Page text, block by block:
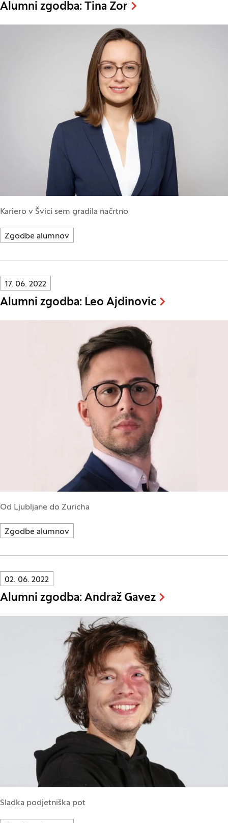
Alumni zgodba: Tina Zor
Kariero v Švici sem gradila načrtno
Zgodbe alumnov
Innovatif\Page\NewsListPage.DATE_A11Y:
17. 06. 2022
Alumni zgodba: Leo Ajdinovic
Od Ljubljane do Zuricha
Zgodbe alumnov
Innovatif\Page\NewsListPage.DATE_A11Y:
02. 06. 2022
Alumni zgodba: Andraž Gavez
Sladka podjetniška pot